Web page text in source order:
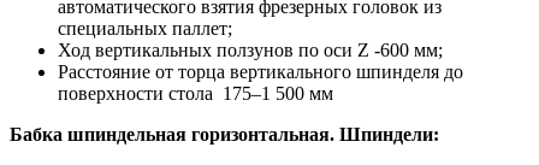
автоматического взятия фрезерных головок из
специальных паллет;
Ход вертикальных ползунов по оси Z -600 мм;
Расстояние от торца вертикального шпинделя до
поверхности стола 175–1 500 мм
Бабка шпиндельная горизонтальная. Шпиндели: